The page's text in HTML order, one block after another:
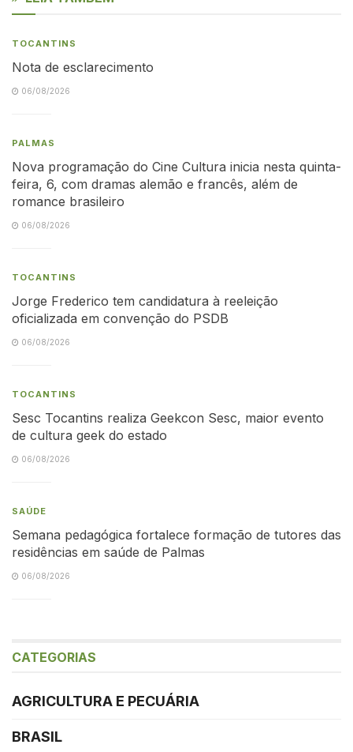
TOCANTINS
Nota de esclarecimento
06/08/2026
PALMAS
Nova programação do Cine Cultura inicia nesta quinta-
feira, 6, com dramas alemão e francês, além de
romance brasileiro
06/08/2026
TOCANTINS
Jorge Frederico tem candidatura à reeleição
oficializada em convenção do PSDB
06/08/2026
TOCANTINS
Sesc Tocantins realiza Geekcon Sesc, maior evento
de cultura geek do estado
06/08/2026
SAÚDE
Semana pedagógica fortalece formação de tutores das
residências em saúde de Palmas
06/08/2026
CATEGORIAS
AGRICULTURA E PECUÁRIA
BRASIL